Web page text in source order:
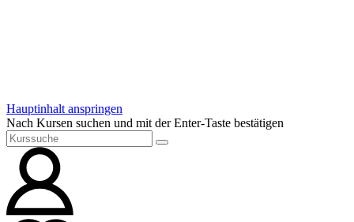
Hauptinhalt anspringen
Nach Kursen suchen und mit der Enter-Taste bestätigen